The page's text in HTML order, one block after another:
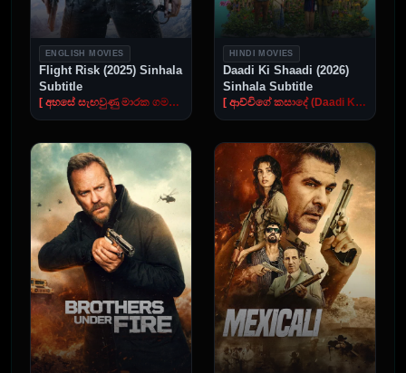
ENGLISH MOVIES
Flight Risk (2025) Sinhala
Subtitle
[ අහසේ සැඟවුණු මාරක ගමන ]
HINDI MOVIES
Daadi Ki Shaadi (2026)
Sinhala Subtitle
[ ආච්චිගේ කසාදේ (Daadi Ki Shaadi) ]